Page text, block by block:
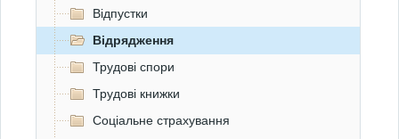
Відпустки
Відрядження
Трудові спори
Трудові книжки
Соціальне страхування